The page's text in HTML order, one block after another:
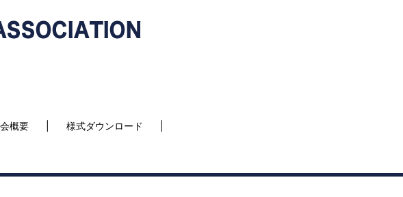
概要 様式ダウンロード